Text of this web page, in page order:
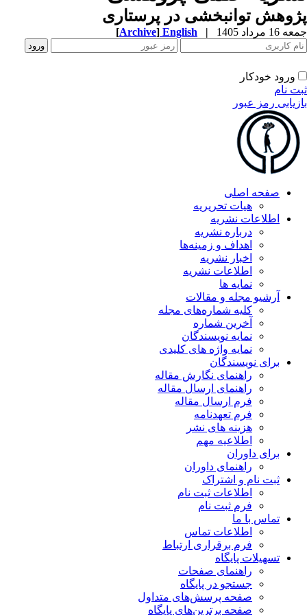
توانبخشی در پرستاری
مرداد 1405 |
English
[Archive]
ورود خودکار
نام
رمز عبور
صفحه اصلی
هیات تحریریه
اطلاعات نشریه
درباره نشریه
اهداف و زمینه‌ها
اخبار نشریه
اطلاعات نشریه
نمایه ها
آرشیو مجله و مقالات
کلیه شماره‌های مجله
آخرین شماره
نمایه نویسندگان
نمایه واژه های کلیدی
برای نویسندگان
راهنمای نگارش مقاله
راهنمای ارسال مقاله
فرم ارسال مقاله
فرم تعهدنامه
هزینه های نشر
اطلاعیه مهم
برای داوران
راهنمای داوران
ثبت نام و اشتراک
اطلاعات ثبت نام
فرم ثبت نام
تماس با ما
اطلاعات تماس
فرم برقراری ارتباط
تسهیلات پایگاه
راهنمای صفحات
جستجو در پایگاه
صفحه پرسش‌های متداول
صفحه برترین‌های پایگاه